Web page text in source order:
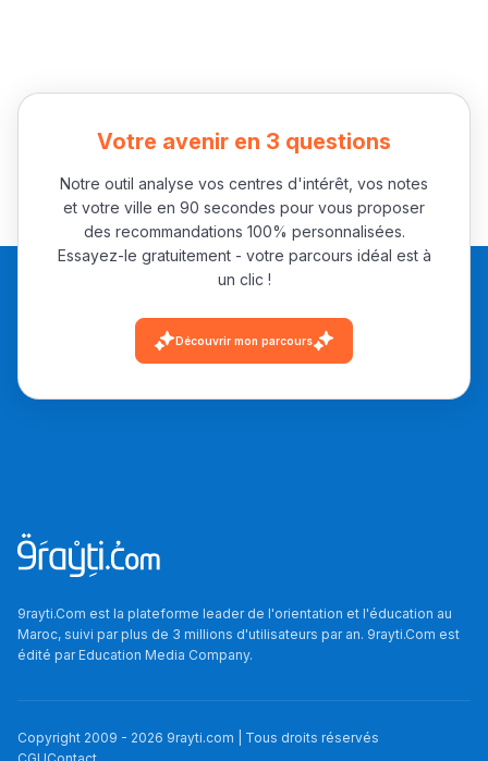
+ de 89 Interviews/Vidéos
دليل المهن
ما يزيد عن 149 مهنة
دليل التوجيه
التوجيه بالثانوي و الإعدادي
Ki Derti Liha
ومن الخارج، بشرى
Votre avenir en 3 questions
Notre outil analyse vos centres d'intérêt, vos notes
et votre ville en 90 secondes pour vous proposer
des recommandations 100% personnalisées.
Essayez-le gratuitement - votre parcours idéal est à
un clic !
Découvrir mon parcours
9rayti.Com est la plateforme leader de l'orientation et l'éducation au
Maroc, suivi par plus de 3 millions d'utilisateurs par an. 9rayti.Com est
édité parEducation Media Company.
Copyright 2009 - 2026 9rayti.com | Tous droits réservés